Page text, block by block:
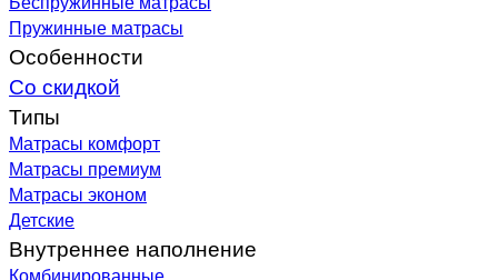
Пружинные матрасы
Особенности
Со скидкой
Типы
Матрасы комфорт
Матрасы премиум
Матрасы эконом
Детские
Внутреннее наполнение